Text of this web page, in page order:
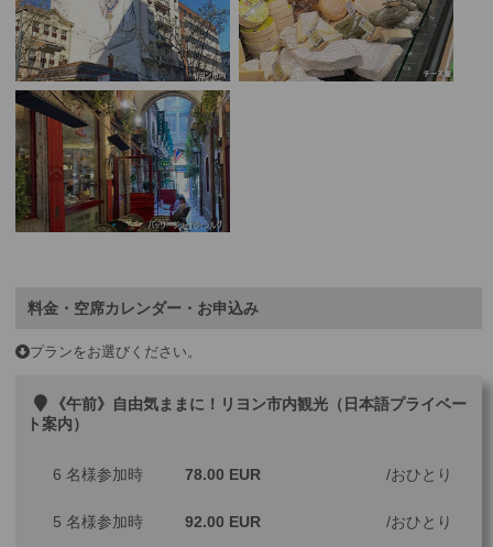
料金・空席カレンダー・お申込み
プランをお選びください。
《午前》自由気ままに！リヨン市内観光（日本語プライベー
ト案内）
6 名様参加時 78.00 EUR おひとり
5 名様参加時 92.00 EUR おひとり